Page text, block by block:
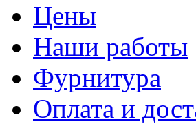
Цены
Наши работы
Фурнитура
Оплата и